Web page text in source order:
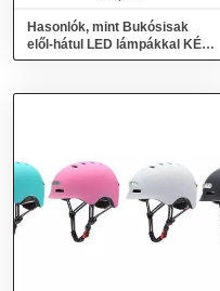
Hasonlók, mint Bukósisak
elől-hátul LED lámpákkal KÉK
M